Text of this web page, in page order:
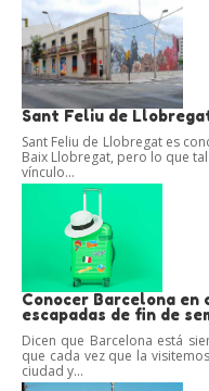
Sant Feliu de
Sant Feliu de Llobregat es
Baix Llobregat, pero lo que
vínculo...
Conocer Barcelona en
escapadas de fin de
Dicen que Barcelona está
que cada vez que la
ciudad y...